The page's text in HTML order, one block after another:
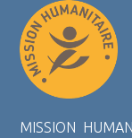
MISSION